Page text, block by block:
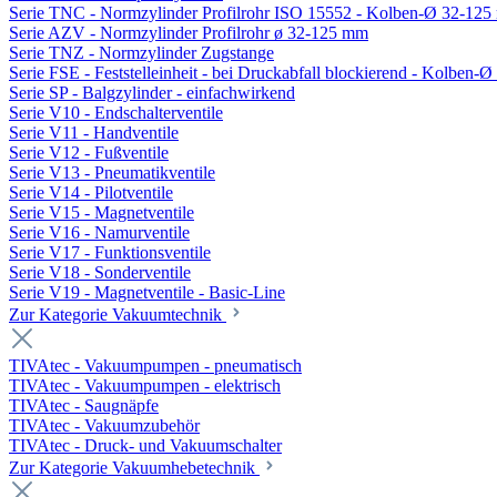
Serie TNC - Normzylinder Profilrohr ISO 15552 - Kolben-Ø 32-125
Serie AZV - Normzylinder Profilrohr ø 32-125 mm
Serie TNZ - Normzylinder Zugstange
Serie FSE - Feststelleinheit - bei Druckabfall blockierend - Kolben-Ø
Serie SP - Balgzylinder - einfachwirkend
Serie V10 - Endschalterventile
Serie V11 - Handventile
Serie V12 - Fußventile
Serie V13 - Pneumatikventile
Serie V14 - Pilotventile
Serie V15 - Magnetventile
Serie V16 - Namurventile
Serie V17 - Funktionsventile
Serie V18 - Sonderventile
Serie V19 - Magnetventile - Basic-Line
Zur Kategorie Vakuumtechnik
TIVAtec - Vakuumpumpen - pneumatisch
TIVAtec - Vakuumpumpen - elektrisch
TIVAtec - Saugnäpfe
TIVAtec - Vakuumzubehör
TIVAtec - Druck- und Vakuumschalter
Zur Kategorie Vakuumhebetechnik